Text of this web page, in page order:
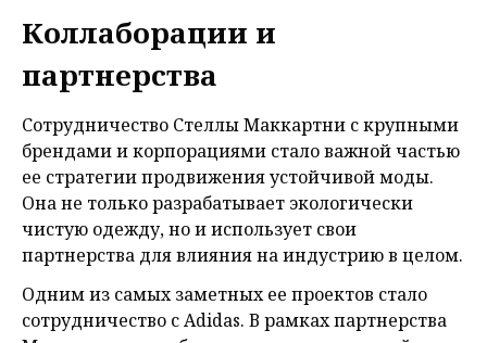
Коллаборации и
партнерства
Сотрудничество Стеллы Маккартни с крупными
брендами и корпорациями стало важной частью
ее стратегии продвижения устойчивой моды.
Она не только разрабатывает экологически
чистую одежду, но и использует свои
партнерства для влияния на индустрию в целом.
Одним из самых заметных ее проектов стало
сотрудничество с Adidas. В рамках партнерства